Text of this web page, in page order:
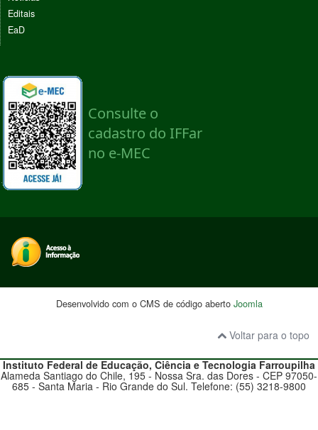
Editais
EaD
Desenvolvido com o CMS de código aberto Joomla
Voltar para o topo
Instituto Federal de Educação, Ciência e TecnologiaFarroupilha
Alameda Santiago do Chile, 195 - Nossa Sra. das Dores - CEP 97050-
685 - Santa Maria - Rio Grande do Sul. Telefone: (55) 3218-9800